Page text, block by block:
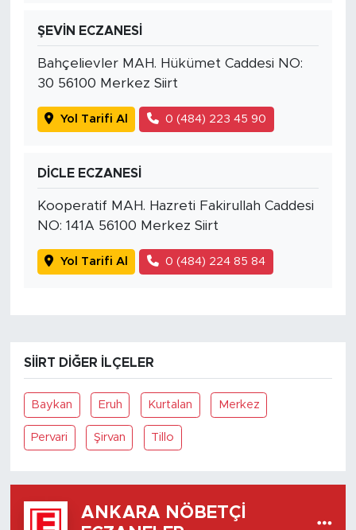
ŞEVİN ECZANESİ
Bahçelievler MAH. Hükümet Caddesi NO:
30 56100 Merkez Siirt
Yol Tarifi Al 0 (484) 223 45 90
DİCLE ECZANESİ
Kooperatif MAH. Hazreti Fakirullah Caddesi
NO: 141A 56100 Merkez Siirt
Yol Tarifi Al 0 (484) 224 85 84
SIIRT DIĞER İLÇELER
Baykan Eruh Kurtalan Merkez
Pervari Şirvan Tillo
ANKARA NÖBETÇI